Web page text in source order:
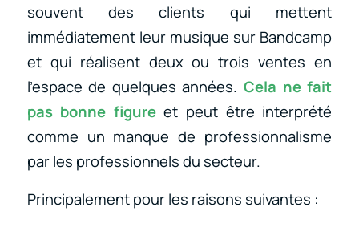
souvent des clients qui mettent
immédiatement leur musique sur Bandcamp
et qui réalisent deux ou trois ventes en
l’espace de quelques années.Cela ne fait
pas bonne figureet peut être interprété
comme un manque de professionnalisme
par les professionnels du secteur.
Principalement pour les raisons suivantes :